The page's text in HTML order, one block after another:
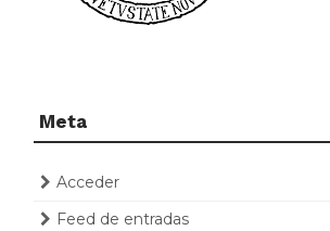
Meta
Acceder
Feed de entradas